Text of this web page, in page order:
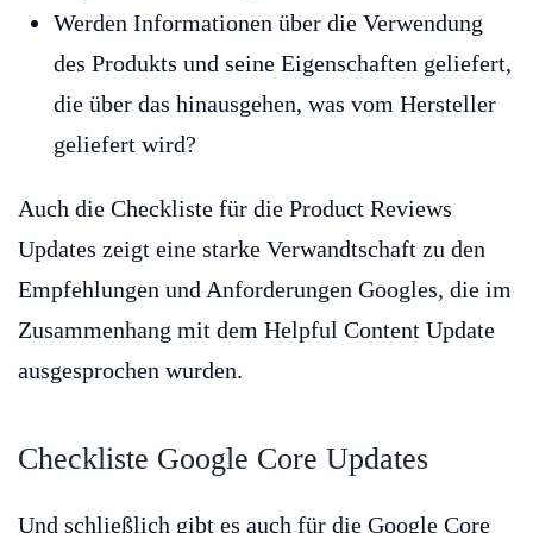
Werden Informationen über die Verwendung
des Produkts und seine Eigenschaften geliefert,
die über das hinausgehen, was vom Hersteller
geliefert wird?
Auch die Checkliste für die Product Reviews
Updates zeigt eine starke Verwandtschaft zu den
Empfehlungen und Anforderungen Googles, die im
Zusammenhang mit dem Helpful Content Update
ausgesprochen wurden.
Checkliste Google Core Updates
Und schließlich gibt es auch für die Google Core